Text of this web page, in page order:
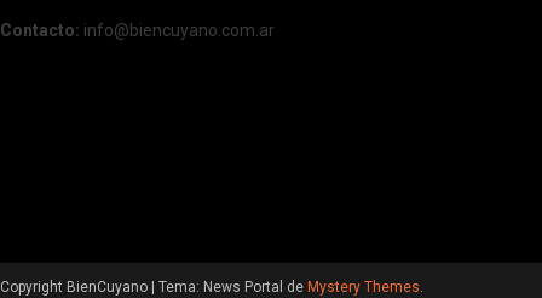
Contacto: info@biencuyano.com.ar
Copyright BienCuyano | Tema: News Portal de Mystery Themes